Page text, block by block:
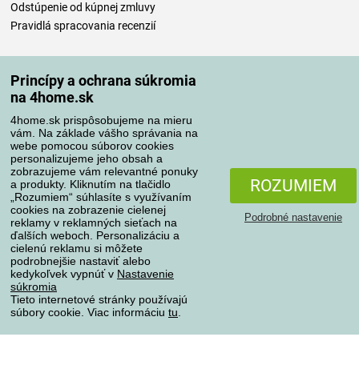
Princípy a ochrana súkromia
na 4home.sk
4home.sk prispôsobujeme na mieru
vám. Na základe vášho správania na
webe pomocou súborov cookies
personalizujeme jeho obsah a
zobrazujeme vám relevantné ponuky
a produkty. Kliknutím na tlačidlo
„Rozumiem“ súhlasíte s využívaním
cookies na zobrazenie cielenej
reklamy v reklamných sieťach na
ďalších weboch. Personalizáciu a
cielenú reklamu si môžete
podrobnejšie nastaviť alebo
kedykoľvek vypnúť v Nastavenie
súkromia
Tieto internetové stránky používajú
súbory cookie. Viac informáciu tu
ROZUMIEM
Podrobné nastavenie
Odstúpenie od kúpnej zmluvy
Pravidlá spracovania recenzií
Spôsoby platby
Spoľahlivý obchod